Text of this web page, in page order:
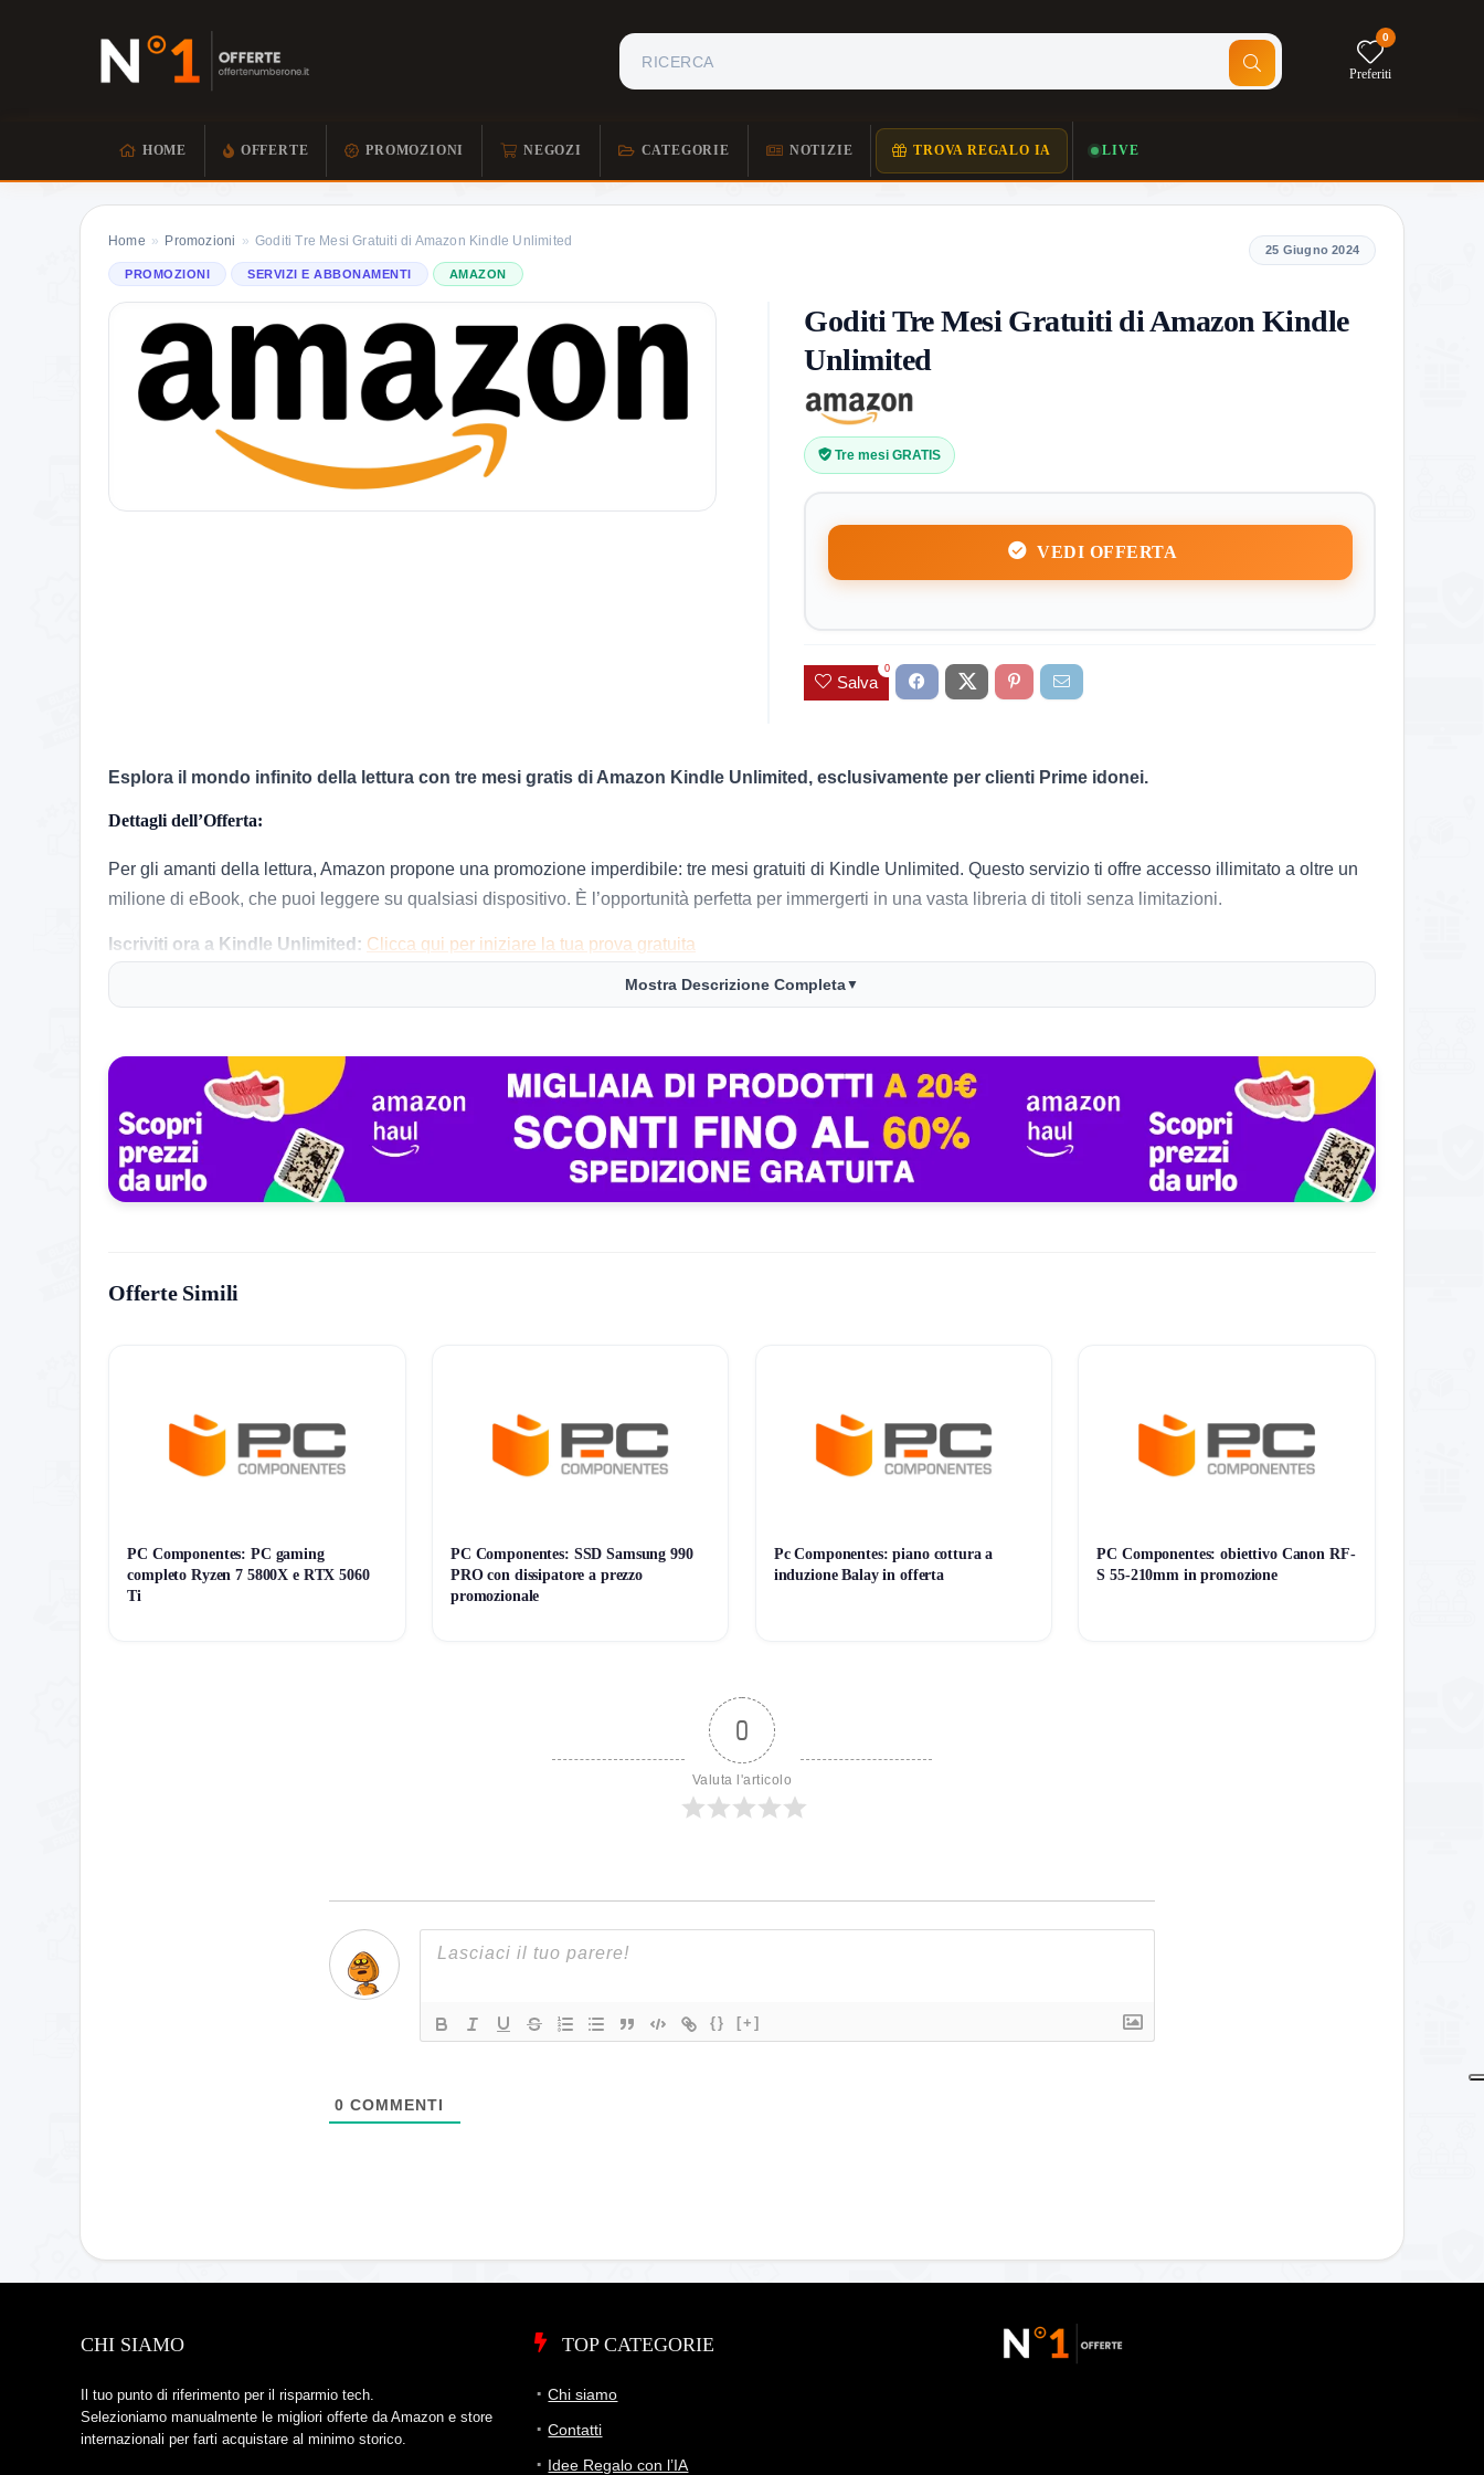
0
Preferiti
HOME OFFERTE PROMOZIONI NEGOZI CATEGORIE NOTIZIE TROVA REGALO IA LIVE
Home » Promozioni » Goditi Tre Mesi Gratuiti di Amazon Kindle Unlimited
PROMOZIONI SERVIZI E ABBONAMENTI AMAZON
Goditi Tre Mesi Gratuiti di Amazon Kindle
Unlimited
Tre mesi GRATIS
VEDI OFFERTA
Salva
0
25 Giugno 2024
Esplora il mondo infinito della lettura con tre mesi gratis di Amazon Kindle Unlimited, esclusivamente per clienti Prime idonei.
Dettagli dell’Offerta:
Per gli amanti della lettura, Amazon propone una promozione imperdibile: tre mesi gratuiti di Kindle Unlimited. Questo servizio ti offre accesso illimitato a oltre un
milione di eBook, che puoi leggere su qualsiasi dispositivo. È l’opportunità perfetta per immergerti in una vasta libreria di titoli senza limitazioni.
Iscriviti ora a Kindle Unlimited: Clicca qui per iniziare la tua prova gratuita
Non applicabile a clienti attualmente iscritti a Kindle Unlimited con periodo d’uso gratuito di 30 giorni o con piena iscrizione. Clienti che hanno usufruito di una
promozione o del periodo d’uso gratuito nei trentasei mesi precedenti potrebbero non essere idonei.
Scadenza dell’Offerta:
L’offerta scade il17 luglio 2024alle 23:59. Assicurati di non perdere questa opportunità esclusiva per espandere il tuo mondo di lettura.
Mostra Descrizione Completa▼
Offerte Simili
PC Componentes: PC gaming
completo Ryzen 7 5800X e RTX 5060
Ti
PC Componentes: SSD Samsung 990
PRO con dissipatore a prezzo
promozionale
Pc Componentes: piano cottura a
induzione Balay in offerta
PC Componentes: obiettivo Canon RF-
S 55-210mm in promozione
0
Valuta l'articolo
{} [+]
0 COMMENTI
CHI SIAMO
Il tuo punto di riferimento per il risparmio tech.
Selezioniamo manualmente le migliori offerte da Amazon e store
internazionali per farti acquistare al minimo storico.
TOP CATEGORIE
Chi siamo
Contatti
Idee Regalo con l’IA